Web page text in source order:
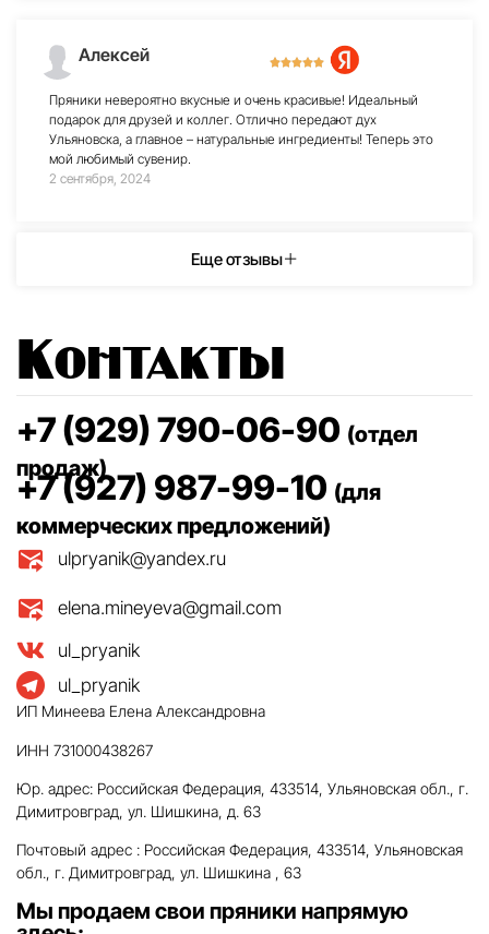
Алексей
Пряники невероятно вкусные и очень красивые! Идеальный
подарок для друзей и коллег. Отлично передают дух
Ульяновска, а главное – натуральные ингредиенты! Теперь это
мой любимый сувенир.
2 сентября, 2024
Еще отзывы
Контакты
+7 (929) 790-06-90 (отдел
продаж)
+7 (927) 987-99-10 (для
коммерческих предложений)
ulpryanik@yandex.ru
elena.mineyeva@gmail.com
ul_pryanik
ul_pryanik
ИП Минеева Елена Александровна
ИНН 731000438267
Юр. адрес: Российская Федерация, 433514, Ульяновская обл., г.
Димитровград, ул. Шишкина, д. 63
Почтовый адрес : Российская Федерация, 433514, Ульяновская
обл., г. Димитровград, ул. Шишкина , 63
Мы продаем свои пряники напрямую